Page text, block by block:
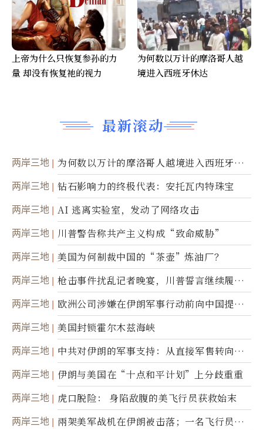
最新滚动
两岸三地
为何数以万计的摩洛哥人越境进入西班牙休
达
两岸三地 钻石影响力的终极代表：安托瓦内特珠宝
两岸三地 AI 逃离实验室，发动了网络攻击
两岸三地 川普警告称共产主义构成“致命威胁”
两岸三地 美国为何制裁中国的“茶壶”炼油厂？
两岸三地
枪击事件扰乱记者晚宴，川普誓言继续履行
职责
两岸三地
欧洲公司涉嫌在伊朗军事行动前向中国提供
美军基地的卫星图像
两岸三地 美国封锁霍尔木兹海峡
两岸三地
中共对伊朗的军事支持：从直接军售转向间
接技术转让
两岸三地 伊朗与美国在“十点和平计划”上分歧重重
两岸三地 虎口脱险： 身陷敌腹的美飞行员获救始末
两岸三地
兩架美军战机在伊朗被击落；一名飞行员失
上帝为什么只恢复参孙的力
量 却没有恢复祂的视力
为何数以万计的摩洛哥人越
境进入西班牙休达